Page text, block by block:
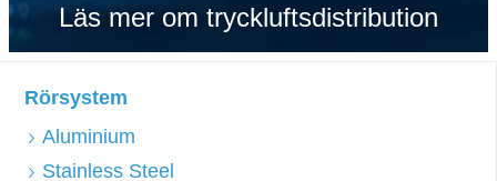
Läs mer om tryckluftsdistribution
Rörsystem
Aluminium
Stainless Steel